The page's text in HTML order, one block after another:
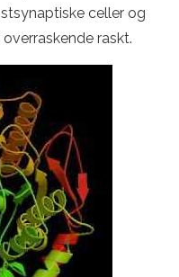
celler og
raskt.